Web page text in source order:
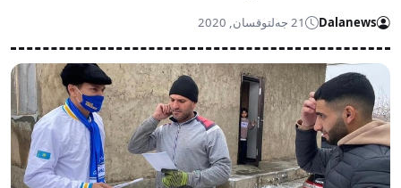
Dalanews 21 جەلتوقسان, 2020